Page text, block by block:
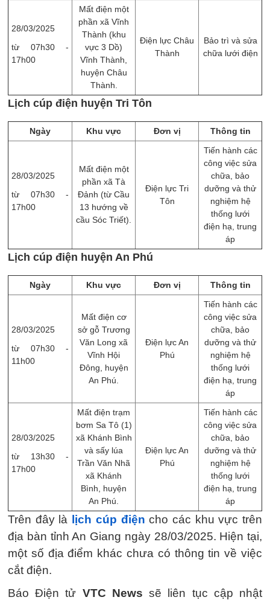
28/03/2025
từ 07h30 -
17h00
Mất điện một
phần xã Vĩnh
Thành (khu
vực 3 Dồ)
Vĩnh Thành,
huyện Châu
Thành.
Điện lực Châu
Thành
Bảo trì và sửa
chữa lưới điện
Lịch cúp điện huyện Tri Tôn
Ngày Khu vực Đơn vị Thông tin
28/03/2025
từ 07h30 -
17h00
Mất điện một
phần xã Tà
Đảnh (từ Cầu
13 hướng về
cầu Sóc Triết).
Điện lực Tri
Tôn
Tiến hành các
công việc sửa
chữa, bảo
dưỡng và thử
nghiệm hệ
thống lưới
điện hạ, trung
áp
Lịch cúp điện huyện An Phú
Ngày Khu vực Đơn vị Thông tin
28/03/2025
từ 07h30 -
11h00
Mất điện cơ
sở gỗ Trương
Văn Long xã
Vĩnh Hội
Đông, huyện
An Phú.
Điện lực An
Phú
Tiến hành các
công việc sửa
chữa, bảo
dưỡng và thử
nghiệm hệ
thống lưới
điện hạ, trung
áp
28/03/2025
từ 13h30 -
17h00
Mất điện trạm
bơm Sa Tô (1)
xã Khánh Bình
và sấy lúa
Trần Văn Nhã
xã Khánh
Bình, huyện
An Phú.
Điện lực An
Phú
Tiến hành các
công việc sửa
chữa, bảo
dưỡng và thử
nghiệm hệ
thống lưới
điện hạ, trung
áp
Trên đây là lịch cúp điện cho các khu vực trên
địa bàn tỉnh An Giang ngày 28/03/2025. Hiện tại,
một số địa điểm khác chưa có thông tin về việc
cắt điện.
Báo Điện tử VTC News sẽ liên tục cập nhật